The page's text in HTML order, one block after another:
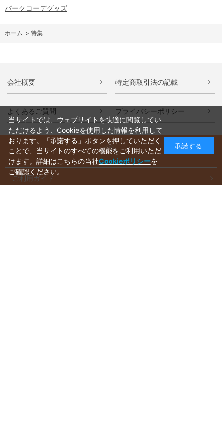
パークコーデグッズ
ホーム > 特集
会社概要 特定商取引法の記載
よくあるご質問 プライバシーポリシー
ご利用ガイド
当サイトでは、ウェブサイトを快適に閲覧してい
ただけるよう、Cookieを使用した情報を利用して
おります。「承諾する」ボタンを押していただく
ことで、当サイトのすべての機能をご利用いただ
けます。詳細はこちらの当社Cookieポリシーを
ご確認ください。
承諾する